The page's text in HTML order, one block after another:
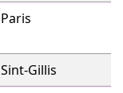
Paris
Sint-Gillis